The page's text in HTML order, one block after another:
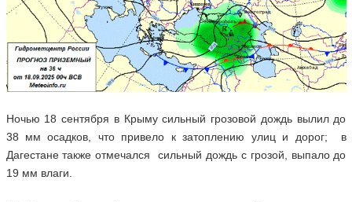
Ночью 18 сентября в Крыму сильный грозовой дождь вылил до
38 мм осадков, что привело к затоплению улиц и дорог; в
Дагестане также отмечался сильный дождь с грозой, выпало до
19 мм влаги.